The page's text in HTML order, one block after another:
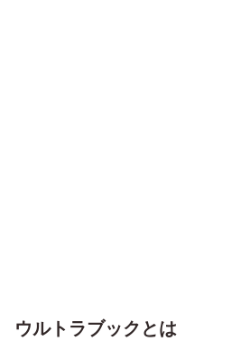
ウルトラブックとは